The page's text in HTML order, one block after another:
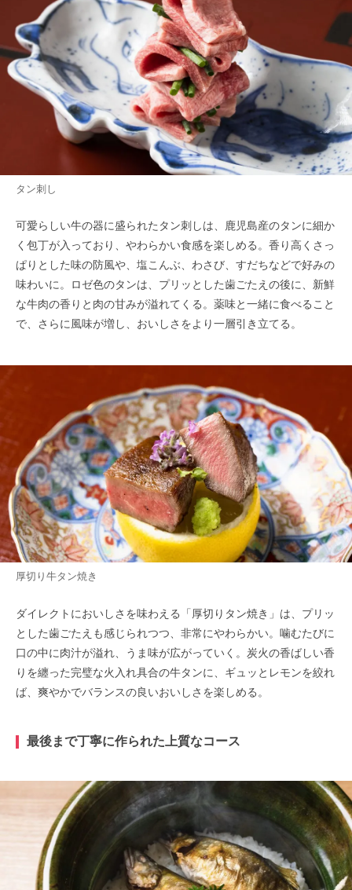
タン刺し
可愛らしい牛の器に盛られたタン刺しは、鹿児島産のタンに細か
く包丁が入っており、やわらかい食感を楽しめる。香り高くさっ
ぱりとした味の防風や、塩こんぶ、わさび、すだちなどで好みの
味わいに。ロゼ色のタンは、プリッとした歯ごたえの後に、新鮮
な牛肉の香りと肉の甘みが溢れてくる。薬味と一緒に食べること
で、さらに風味が増し、おいしさをより一層引き立てる。
厚切り牛タン焼き
ダイレクトにおいしさを味わえる「厚切りタン焼き」は、プリッ
とした歯ごたえも感じられつつ、非常にやわらかい。噛むたびに
口の中に肉汁が溢れ、うま味が広がっていく。炭火の香ばしい香
りを纏った完璧な火入れ具合の牛タンに、ギュッとレモンを絞れ
ば、爽やかでバランスの良いおいしさを楽しめる。
最後まで丁寧に作られた上質なコース